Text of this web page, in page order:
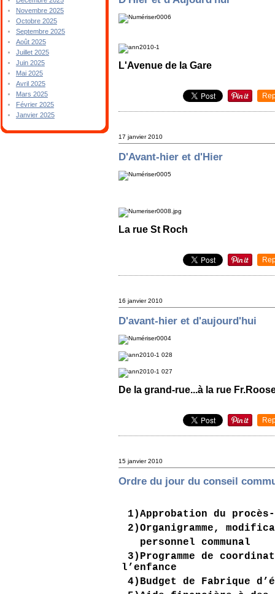
Novembre 2025
Octobre 2025
Septembre 2025
Août 2025
Juillet 2025
Juin 2025
Mai 2025
Avril 2025
Mars 2025
Février 2025
Janvier 2025
L'Avenue de la Gare
17 janvier 2010
D'Avant-hier et d'Hier
La rue St Roch
16 janvier 2010
D'avant-hier et d'aujourd'hui
De la grand-rue...à la rue
15 janvier 2010
Ordre du jour du conseil
1)Approbation du
2)Organigramme,
personnel communal
3)Programme de
l’enfance
4)Budget de Fabrique